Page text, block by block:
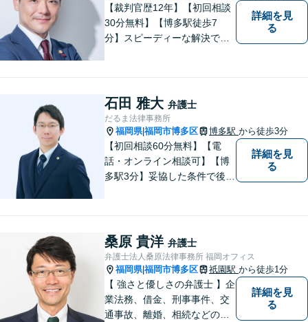
【裁判官歴12年】【初回相談
30分無料】【博多駅徒歩7
分】スピーディーな解決で
「明日に向かって進む力」を
サポートします。
詳細を見
る
石田 雅大 弁護士
だるま法律事務所
福岡県|福岡市博多区 博多駅 から徒歩3分
【初回相談60分無料】【電
話・オンライン相談可】【博
多駅3分】妥協した条件で後悔
現実的な解決策をご提案いた
しますので、まずはお気軽に
ご相談ください。
詳細を見
る
桑原 貴洋 弁護士
弁護士法人桑原法律事務所 福岡オフィス
福岡県|福岡市博多区 祇園駅 から徒歩1分
【 強さと優しさの弁護士 】企
業法務、借金、刑事事件、交
通事故、離婚、相続などのご
詳細を見
る